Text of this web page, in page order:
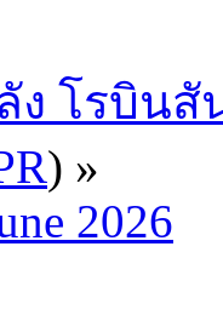
ง โรบิน
) »
2026